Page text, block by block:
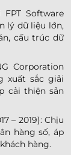
Software
lý dữ liệu lớn,
cấu trúc dữ
Corporation
xuất sắc giải
cải thiện sản
– 2019): Chịu
hàng số, áp
hàng.